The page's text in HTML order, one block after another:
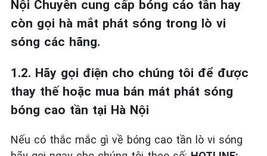
Nội Chuyên cung cấp bóng cáo tần hay
còn gọi hà mắt phát sóng trong lò vi
sóng các hãng.
1.2. Hãy gọi điện cho chúng tôi để được
thay thế hoặc mua bán mát phát sóng
bóng cao tần tại Hà Nội
Nếu có thắc mắc gì về bóng cao tần lò vi sóng